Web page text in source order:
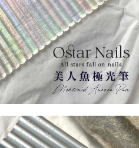
相關疑問，請聯繫「AFTEE先享後付
support/home
之「AFTEE先享後付」服務完成之交
人資料，並將交易相關給付款項請求債
下網址：
理人或監護人之同意方可使用
據個別帳號之用戶狀況，依本公司即
度不足之情形，本公司將視審查結果
)免運費
上)免運費
上)免運費